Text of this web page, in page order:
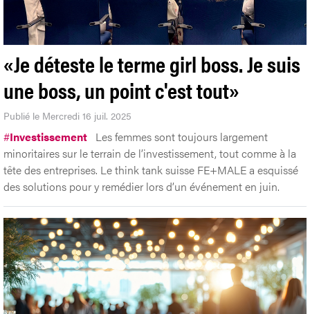
«Je déteste le terme girl boss. Je suis
une boss, un point c'est tout»
Publié le Mercredi 16 juil. 2025
#Investissement Les femmes sont toujours largement
minoritaires sur le terrain de l’investissement, tout comme à la
tête des entreprises. Le think tank suisse FE+MALE a esquissé
des solutions pour y remédier lors d’un événement en juin.